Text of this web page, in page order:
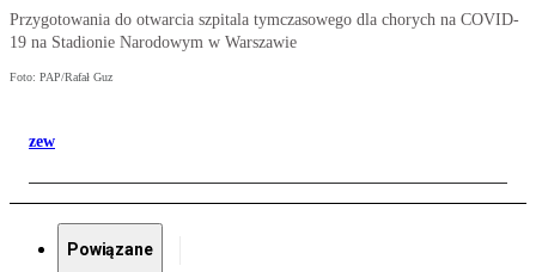
Przygotowania do otwarcia szpitala tymczasowego dla chorych na COVID-
19 na Stadionie Narodowym w Warszawie
Foto: PAP/Rafał Guz
zew
Powiązane